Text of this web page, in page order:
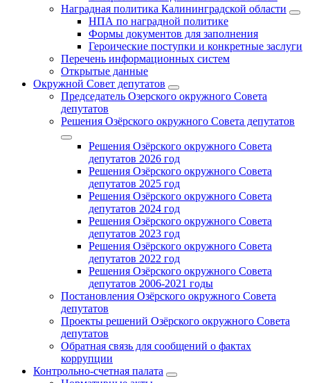
Наградная политика Калининградской области
НПА по наградной политике
Формы документов для заполнения
Героические поступки и конкретные заслуги
Перечень информационных систем
Открытые данные
Окружной Совет депутатов
Председатель Озерского окружного Совета
депутатов
Решения Озёрского окружного Совета депутатов
Решения Озёрского окружного Совета
депутатов 2026 год
Решения Озёрского окружного Совета
депутатов 2025 год
Решения Озёрского окружного Совета
депутатов 2024 год
Решения Озёрского окружного Совета
депутатов 2023 год
Решения Озёрского окружного Совета
депутатов 2022 год
Решения Озёрского окружного Совета
депутатов 2006-2021 годы
Постановления Озёрского окружного Совета
депутатов
Проекты решений Озёрского окружного Совета
депутатов
Обратная связь для сообщений о фактах
коррупции
Контрольно-счетная палата